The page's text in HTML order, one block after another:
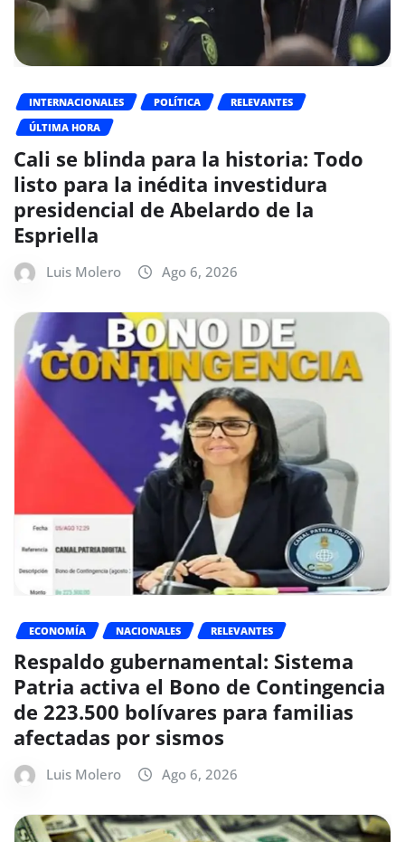
INTERNACIONALES POLÍTICA
RELEVANTES
ÚLTIMA HORA
Cali se blinda para la historia: Todo
listo para la inédita investidura
presidencial de Abelardo de la
Espriella
Luis Molero Ago 6, 2026
ECONOMÍA NACIONALES RELEVANTES
Respaldo gubernamental: Sistema
Patria activa el Bono de Contingencia
de 223.500 bolívares para familias
afectadas por sismos
Luis Molero Ago 6, 2026